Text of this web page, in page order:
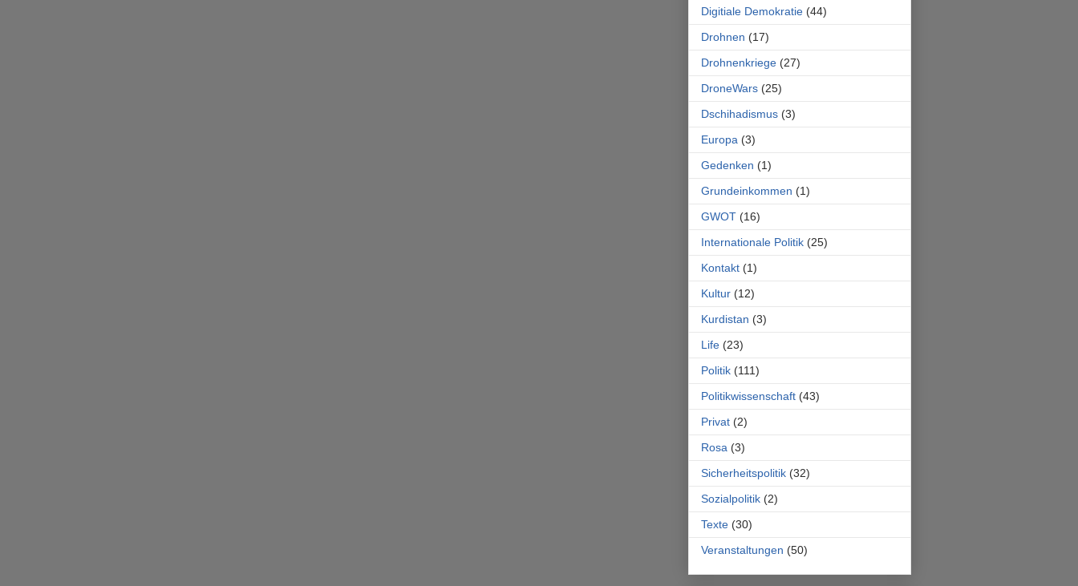
Digitiale Demokratie (44)
Drohnen (17)
Drohnenkriege (27)
DroneWars (25)
Dschihadismus (3)
Europa (3)
Gedenken (1)
Grundeinkommen (1)
GWOT (16)
Internationale Politik (25)
Kontakt (1)
Kultur (12)
Kurdistan (3)
Life (23)
Politik (111)
Politikwissenschaft (43)
Privat (2)
Rosa (3)
Sicherheitspolitik (32)
Sozialpolitik (2)
Texte (30)
Veranstaltungen (50)